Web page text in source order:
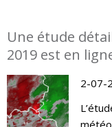
Une étude
2019 est en
2-07-